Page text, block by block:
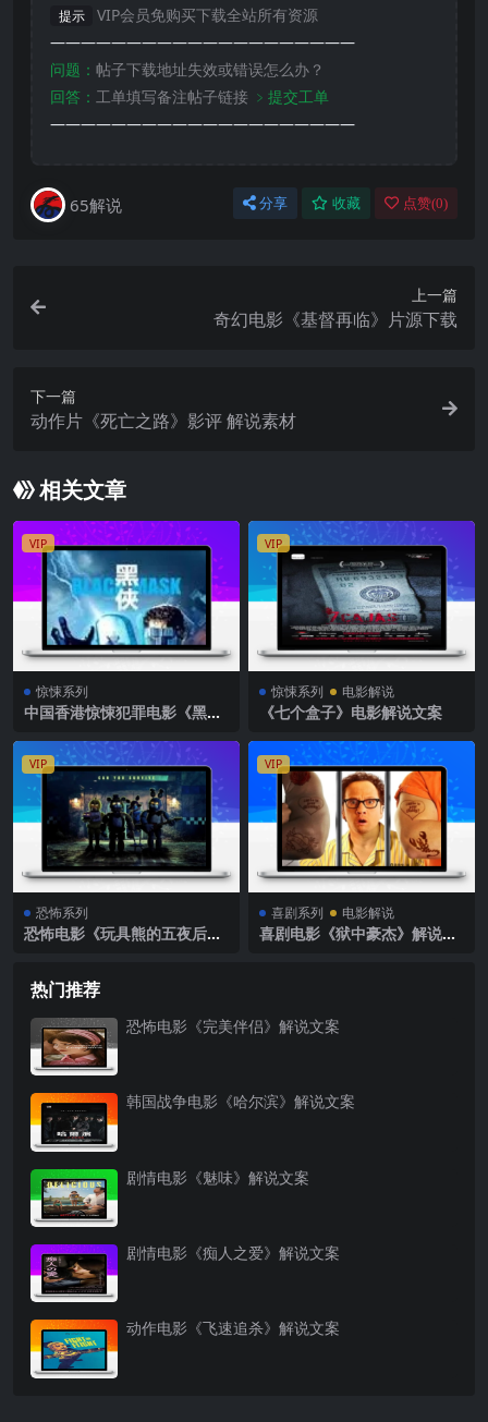
提示
VIP会员免购买下载全站所有资源
————————————————————
问题： 帖子下载地址失效或错误怎么办？
回答： 工单填写备注帖子链接 ﹥提交工单
————————————————————
65解说 分享 收藏 点赞(0)
上一篇
奇幻电影《基督再临》片源下载
下一篇
动作片《死亡之路》影评 解说素材
相关文章
VIP
惊悚系列
中国香港惊悚犯罪电影《黑
VIP
惊悚系列 电影解说
《七个盒子》电影解说文案
VIP
恐怖系列
恐怖电影《玩具熊的五夜后
VIP
喜剧系列 电影解说
喜剧电影《狱中豪杰》解说文
热门推荐
恐怖电影《完美伴侣》解说文案
韩国战争电影《哈尔滨》解说文案
剧情电影《魅味》解说文案
剧情电影《痴人之爱》解说文案
动作电影《飞速追杀》解说文案